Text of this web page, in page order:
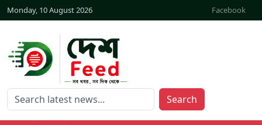
Monday, 10 August 2026 Facebook
Search